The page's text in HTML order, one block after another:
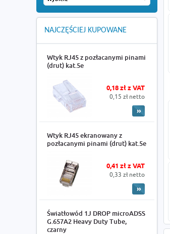
NAJCZĘŚCIEJ KUPOWANE
Wtyk RJ45 z pozłacanymi pinami
(drut) kat.5e
0,18 zł z VAT
0,15 zł netto
Wtyk RJ45 ekranowany z
pozłacanymi pinami (drut) kat.5e
0,41 zł z VAT
0,33 zł netto
Światłowód 1J DROP microADSS
G.657A2 Heavy Duty Tube,
czarny